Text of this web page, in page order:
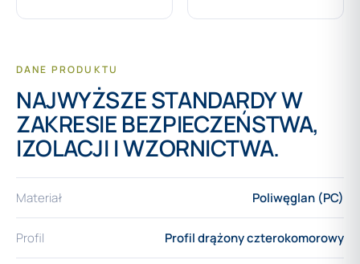
DANE PRODUKTU
NAJWYŻSZE STANDARDY W
ZAKRESIE BEZPIECZEŃSTWA,
IZOLACJI I WZORNICTWA.
Materiał Poliwęglan (PC)
Profil Profil drążony czterokomorowy